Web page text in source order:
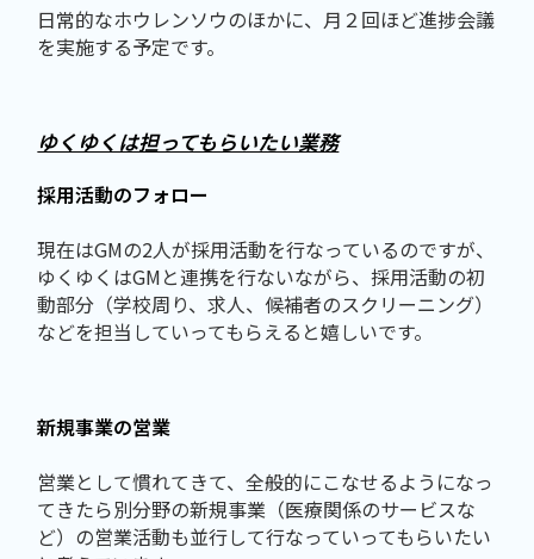
日常的なホウレンソウのほかに、月２回ほど進捗会議
を実施する予定です。
ゆくゆくは担ってもらいたい業務
採用活動のフォロー
現在はGMの2人が採用活動を行なっているのですが、
ゆくゆくはGMと連携を行ないながら、採用活動の初
動部分（学校周り、求人、候補者のスクリーニング）
などを担当していってもらえると嬉しいです。
新規事業の営業
営業として慣れてきて、全般的にこなせるようになっ
てきたら別分野の新規事業（医療関係のサービスな
ど）の営業活動も並行して行なっていってもらいたい